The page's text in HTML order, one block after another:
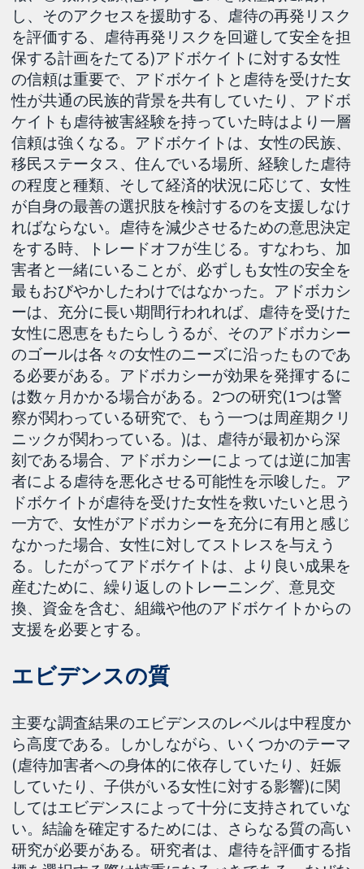
し、そのアクセスを援助する、虐待の再発リスク
を評価する、虐待再発リスクを回避して安全を担
保する計画をたてる)アドボケイトに対する女性
の信頼は重要で、アドボケイトと虐待を受けた女
性が共通の民族的背景を共有していたり、アドボ
ケイトも虐待被害経験を持っていた時はより一層
信頼は強くなる。アドボケイトは、女性の民族、
移民ステータス、住んでいる場所、経験した虐待
の程度と種類、そして経済的状況に応じて、女性
が自身の最善の選択肢を検討するのを支援しなけ
ればならない。虐待を減少させるための意思決定
をする時、トレードオフが生じる。すなわち、加
害者と一緒にいることが、必ずしも女性の安全を
最もおびやかしたわけではなかった。アドボカシ
ーは、充分に長い期間行われれば、虐待を受けた
女性に恩恵をもたらしうるが、そのアドボカシー
のゴールは各々の女性のニーズに沿ったものであ
る必要がある。アドボカシーが効果を発揮するに
は数ヶ月かかる場合がある。2つの研究(1つは警
察が関わっている研究で、もう一つは周産期クリ
ニックが関わっている。)は、虐待が最初から深
刻である場合、アドボカシーによっては逆に加害
者による虐待を悪化させる可能性を示唆した。ア
ドボケイトが虐待を受けた女性を救いたいと思う
一方で、女性がアドボカシーを充分に有用と感じ
なかった場合、女性に対してストレスを与えう
る。したがってアドボケイトは、より良い成果を
産むために、繰り返しのトレーニング、意見交
換、資金を含む、組織や他のアドボケイトからの
支援を必要とする。
エビデンスの質
主要な調査結果のエビデンスのレベルは中程度か
ら高度である。しかしながら、いくつかのテーマ
(虐待加害者への身体的に依存していたり、妊娠
していたり、子供がいる女性に対する影響)に関
してはエビデンスによって十分に支持されていな
い。結論を確定するためには、さらなる質の高い
研究が必要がある。研究者は、虐待を評価する指